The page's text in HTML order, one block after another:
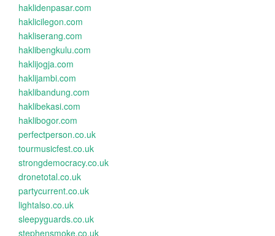
haklidenpasar.com
haklicilegon.com
hakliserang.com
haklibengkulu.com
haklijogja.com
haklijambi.com
haklibandung.com
haklibekasi.com
haklibogor.com
perfectperson.co.uk
tourmusicfest.co.uk
strongdemocracy.co.uk
dronetotal.co.uk
partycurrent.co.uk
lightalso.co.uk
sleepyguards.co.uk
stephensmoke.co.uk